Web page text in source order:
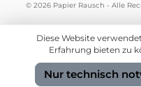
© 2026 Papier Rausch - Alle
Diese Website
Erfahrung bieten zu
Nur technisch